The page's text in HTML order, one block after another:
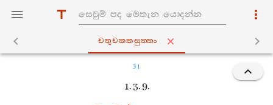
චතුචක‍්කසුත‍්තං
31
1. 3. 9.